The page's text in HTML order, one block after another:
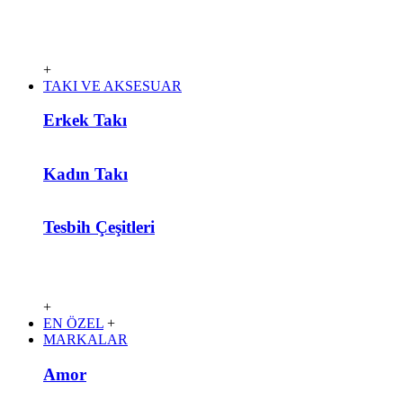
+
TAKI VE AKSESUAR
Erkek Takı
Kadın Takı
Tesbih Çeşitleri
+
EN ÖZEL +
MARKALAR
Amor